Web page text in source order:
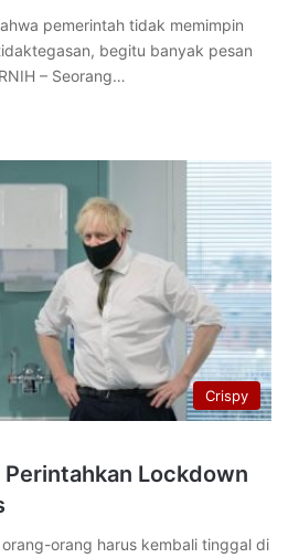
pemerintah tidak memimpin
begitu banyak pesan
– Seorang…
Crispy
Lockdown
orang harus kembali tinggal di